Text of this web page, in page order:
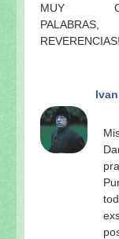
MUY
(28 de julio
de